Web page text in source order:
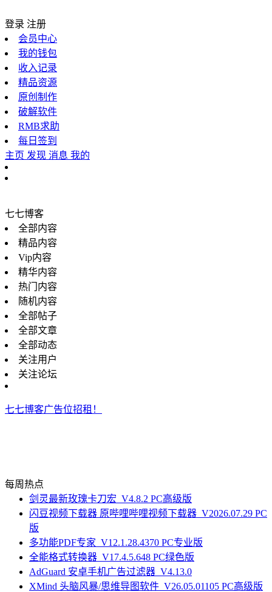
登录 注册
会员中心
我的钱包
收入记录
精品资源
原创制作
破解软件
RMB求助
每日签到
主页 发现 消息 我的
七七博客
全部内容
精品内容
Vip内容
精华内容
热门内容
随机内容
全部帖子
全部文章
全部动态
关注用户
关注论坛
七七博客广告位招租！
每周热点
剑灵最新玫瑰卡刀宏_V4.8.2 PC高级版
闪豆视频下载器 原哔哩哔哩视频下载器_V2026.07.29 PC
版
多功能PDF专家_V12.1.28.4370 PC专业版
全能格式转换器_V17.4.5.648 PC绿色版
AdGuard 安卓手机广告过滤器_V4.13.0
XMind 头脑风暴/思维导图软件_V26.05.01105 PC高级版